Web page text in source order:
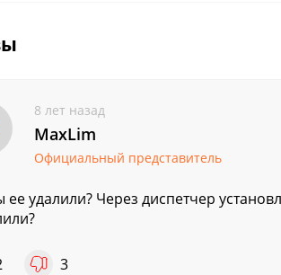
8 лет назад
MaxLim
Официальный представитель
ее удалили? Через диспетчер
3